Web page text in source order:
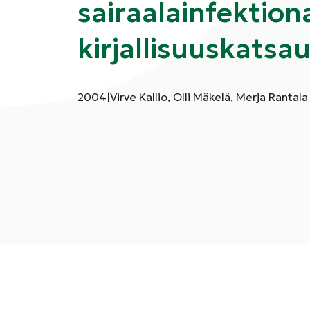
Julkaisuvuosi:
2004|Kirjoittajat:
Virve Kallio, Olli Mäkelä, Merja Rantala